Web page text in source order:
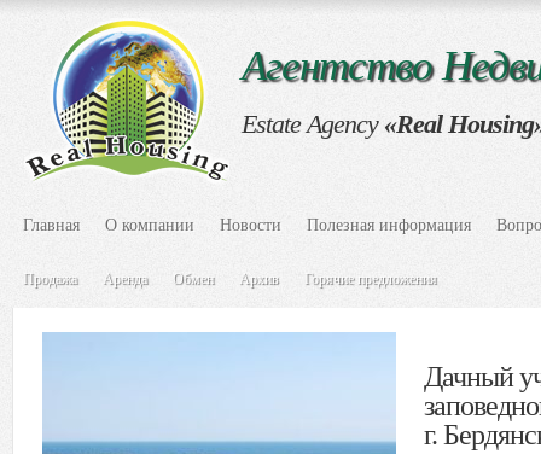
Агентство
Estate Agency «Real
Главная О компании Новости Полезная информация
Продажа Аренда Обмен Архив Горячие предложения
Дачный
г.